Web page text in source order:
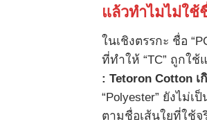
แล้วทำไมไม่ใช้
ในเชิงตรรกะ ชื่อ
ที่ทำให้ “TC” ถูกใ
: Tetoron Cotton เ
“Polyester” ยังไม่เ
ตามชื่อเส้นใยที่ใช้จ